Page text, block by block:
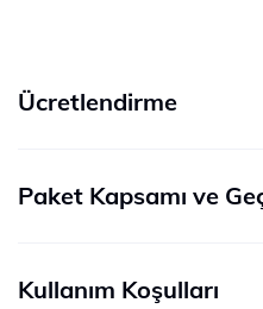
Ücretlendirme
Paket Kapsamı ve
Kullanım Koşulları